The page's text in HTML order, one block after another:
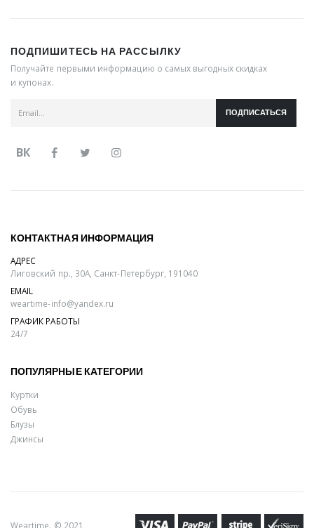
ПОДПИШИТЕСЬ НА РАССЫЛКУ
Получайте первыми информацию о самых выгодных скидках
и купонах.
ПОДПИСАТЬСЯ
ВК
КОНТАКТНАЯ ИНФОРМАЦИЯ
АДРЕС
Лиговский пр., 30А, Санкт-Петербург, 191040
EMAIL
weartime-info@yandex.ru
ГРАФИК РАБОТЫ
24/7
ПОПУЛЯРНЫЕ КАТЕГОРИИ
Куртки
Обувь
Блузы
Джинсы
Weartime. © 2021